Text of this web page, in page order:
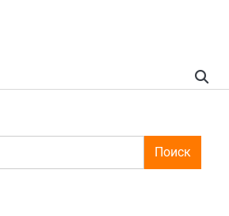
Поиск